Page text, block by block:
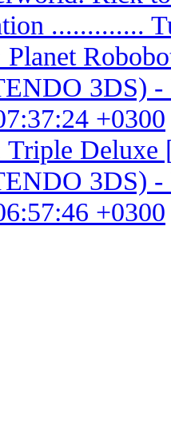
.............
3DS) -
+0300
3DS) -
+0300